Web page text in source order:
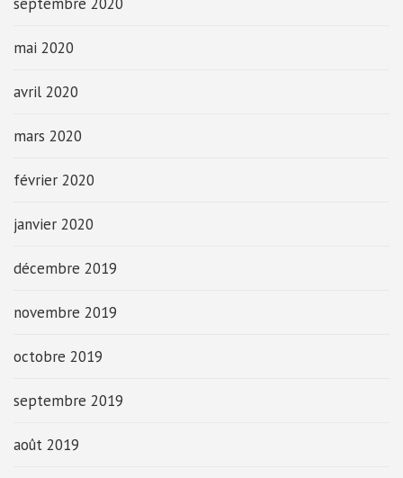
mai 2020
avril 2020
mars 2020
février 2020
janvier 2020
décembre 2019
novembre 2019
octobre 2019
septembre 2019
août 2019